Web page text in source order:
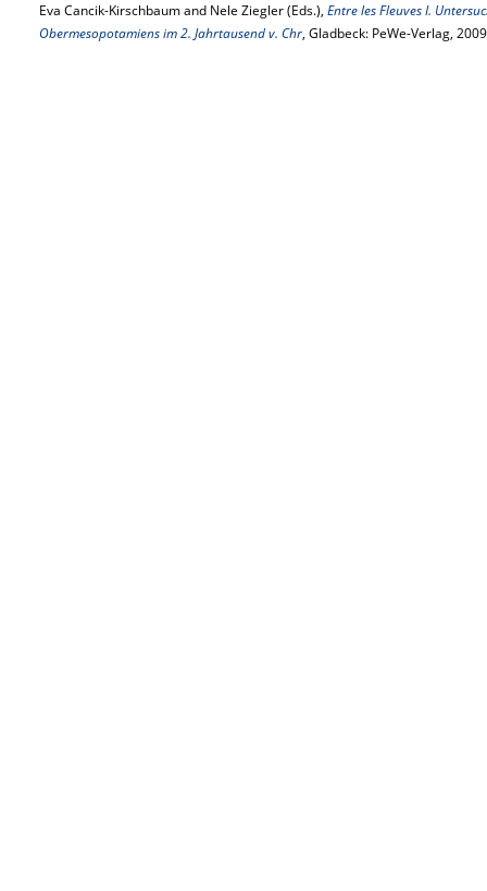
Eva Cancik-Kirschbaum and Nele Ziegler (Eds.), Entre les Fleuves I.
Obermesopotamiens im 2. Jahrtausend v. Chr, Gladbeck: PeWe-Verlag, 2009